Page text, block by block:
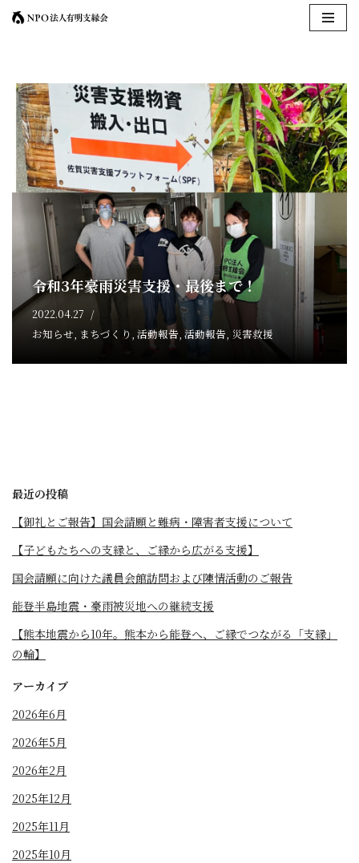
テ
ン
ツ
へ
ス
キ
令和3年豪雨災害支援・最後まで！
2022.04.27
お知らせ, まちづくり , 活動報告, 活動報告, 災害救援
最近の投稿
【御礼とご報告】国会請願と難病・障害者支援について
【子どもたちへの支縁と、ご縁から広がる支援】
国会請願に向けた議員会館訪問および陳情活動のご報告
能登半島地震・豪雨被災地への継続支援
【熊本地震から10年。熊本から能登へ、ご縁でつながる「支縁」
の輪】
アーカイブ
2026年6月
2026年5月
2026年2月
2025年12月
2025年11月
2025年10月